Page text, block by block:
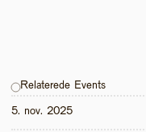
Relaterede Events
5. nov. 2025